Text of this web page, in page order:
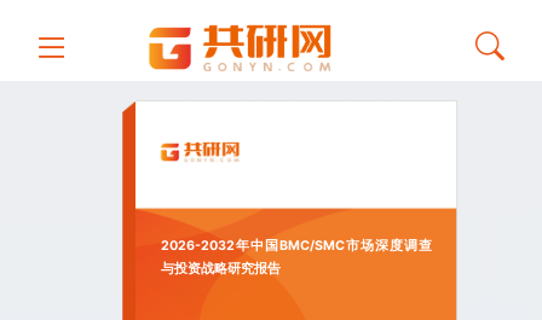
2026-2032年中国BMC/SMC市场深度调查
与投资战略研究报告